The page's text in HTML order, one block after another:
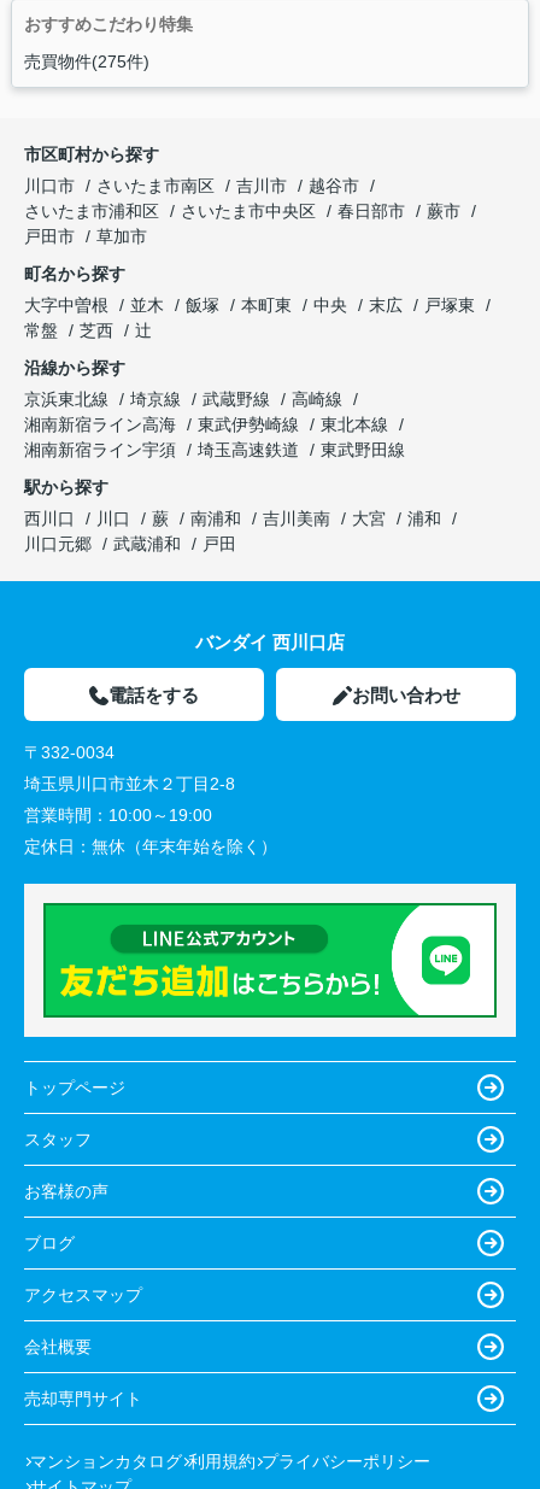
おすすめこだわり特集
売買物件(275件)
市区町村から探す
川口市
さいたま市南区 吉川市
越谷市
さいたま市浦和区
さいたま市中央区 春日部市
蕨市
戸田市
草加市
町名から探す
大字中曽根
並木 飯塚 本町東 中央 末広
戸塚東
常盤
芝西
辻
沿線から探す
京浜東北線
埼京線 武蔵野線
高崎線
湘南新宿ライン高海
東武伊勢崎線
東北本線
湘南新宿ライン宇須
埼玉高速鉄道
東武野田線
駅から探す
西川口
川口 蕨 南浦和 吉川美南 大宮
浦和
川口元郷
武蔵浦和 戸田
バンダイ 西川口店
電話をする お問い合わせ
〒332-0034
埼玉県川口市並木２丁目2-8
営業時間： 10:00～19:00
定休日： 無休（年末年始を除く）
トップページ
スタッフ
お客様の声
ブログ
アクセスマップ
会社概要
売却専門サイト
マンションカタログ 利用規約 プライバシーポリシー